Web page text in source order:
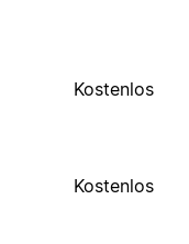
Kostenlos
Kostenlos